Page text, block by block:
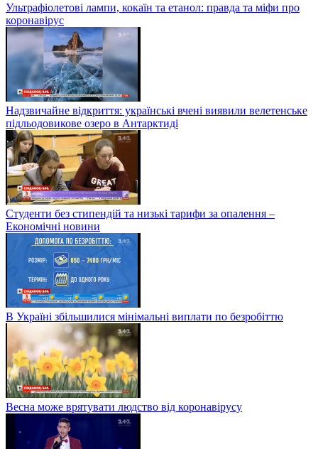
Ультрафіолетові лампи, кокаїн та етанол: правда та міфи про
коронавірус
Надзвичайне відкриття: українські вчені виявили велетенське
підльодовикове озеро в Антарктиді
Студенти без стипендій та низькі тарифи за опалення –
Економічні новини
В Україні збільшилися мінімальні виплати по безробіттю
Весна може врятувати людство від коронавірусу